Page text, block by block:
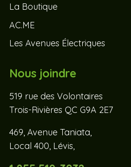
La Boutique
AC.ME
Les Avenues Électriques
Nous joindre
519 rue des Volontaires
Trois-Rivières QC G9A 2E7
469, Avenue Taniata,
Local 400, Lévis,